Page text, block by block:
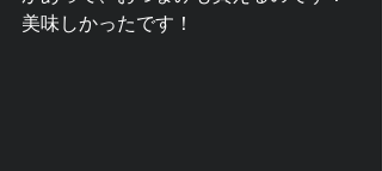
美味しかったです！